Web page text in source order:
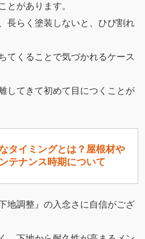
とがあります。
長らく塗装しないと、ひび割れ
てくることで気づかれるケース
してきて初めて目につくことが
タイミングとは？屋根材や
テナンス時期について
地調整』の入念さに自信がござ